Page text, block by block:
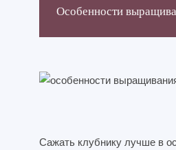
Особенности
Сажать клубнику лучше в